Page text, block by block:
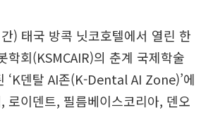
) 태국 방콕 닛코호텔에서 열린 한
학회(KSMCAIR)의 춘계 국제학술
‘K덴탈 AI존(K-Dental AI Zone)’에
로이덴트, 필름베이스코리아, 덴오